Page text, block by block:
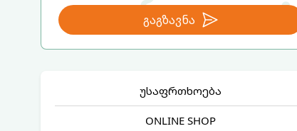
გაგზავნა
უსაფრთხოება
ONLINE SHOP